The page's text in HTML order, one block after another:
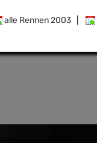
alle Rennen 2003